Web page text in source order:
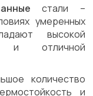
стали –
умеренных
высокой
и отличной
количество
и